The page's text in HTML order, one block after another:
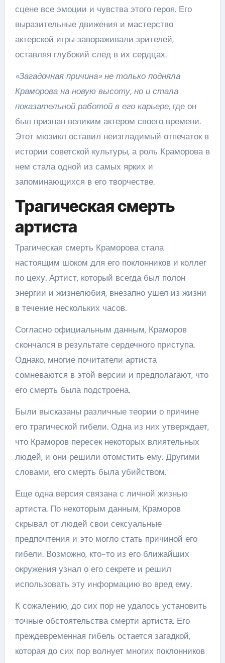
сцене все эмоции и чувства этого героя. Его
выразительные движения и мастерство
актерской игры завораживали зрителей,
оставляя глубокий след в их сердцах.
«Загадочная причина» не только подняла
Краморова на новую высоту, но и стала
показательной работой в его карьере, где он
был признан великим актером своего времени.
Этот мюзикл оставил неизгладимый отпечаток в
истории советской культуры, а роль Краморова в
нем стала одной из самых ярких и
запоминающихся в его творчестве.
Трагическая смерть
артиста
Трагическая смерть Краморова стала
настоящим шоком для его поклонников и коллег
по цеху. Артист, который всегда был полон
энергии и жизнелюбия, внезапно ушел из жизни
в течение нескольких часов.
Согласно официальным данным, Краморов
скончался в результате сердечного приступа.
Однако, многие почитатели артиста
сомневаются в этой версии и предполагают, что
его смерть была подстроена.
Были высказаны различные теории о причине
его трагической гибели. Одна из них утверждает,
что Краморов пересек некоторых влиятельных
людей, и они решили отомстить ему. Другими
словами, его смерть была убийством.
Еще одна версия связана с личной жизнью
артиста. По некоторым данным, Краморов
скрывал от людей свои сексуальные
предпочтения и это могло стать причиной его
гибели. Возможно, кто-то из его ближайших
окружения узнал о его секрете и решил
использовать эту информацию во вред ему.
К сожалению, до сих пор не удалось установить
точные обстоятельства смерти артиста. Его
преждевременная гибель остается загадкой,
которая до сих пор волнует многих поклонников